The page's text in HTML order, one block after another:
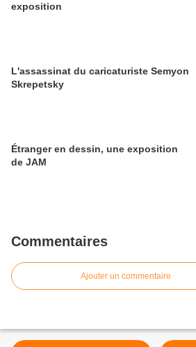
exposition
L'assassinat du caricaturiste Semyon
Skrepetsky
Étranger en dessin, une exposition
de JAM
Commentaires
Ajouter un commentaire